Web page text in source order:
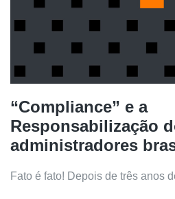
“Compliance” e a
Responsabilização
administradores
Fato é fato! Depois de três anos